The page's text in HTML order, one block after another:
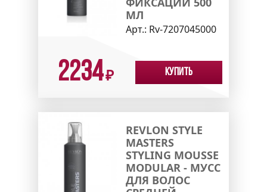
МЛ
Арт.: Rv-7207045000
2234₽ Купить
REVLON STYLE
MASTERS
STYLING MOUSSE
MODULAR - МУСС
ДЛЯ ВОЛОС